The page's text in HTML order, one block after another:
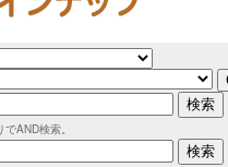
AND検索。